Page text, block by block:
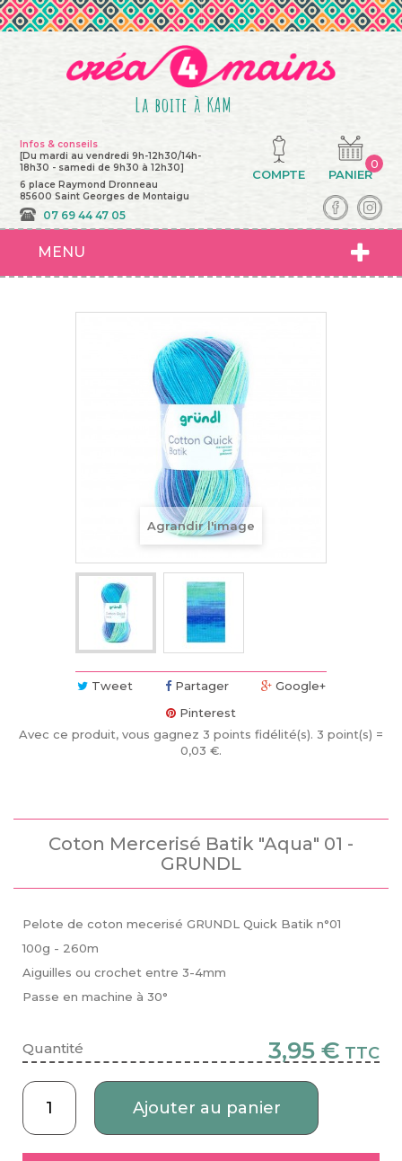
Infos & conseils
[Du mardi au vendredi 9h-12h30/14h-
18h30 - samedi de 9h30 à 12h30]
6 place Raymond Dronneau
85600 Saint Georges de Montaigu
07 69 44 47 05
La boite à KAM
PANIER
0
COMPTE
MENU
Agrandir l'image
Tweet Partager
Google+
Pinterest
Avec ce produit, vous gagnez 3 points fidélité(s). 3 point(s) =
0,03 €.
Coton Mercerisé Batik "Aqua" 01 -
GRUNDL
Pelote de coton mecerisé GRUNDL Quick Batik n°01
100g - 260m
Aiguilles ou crochet entre 3-4mm
Passe en machine à 30°
Quantité 3,95 € TTC
Ajouter au panier